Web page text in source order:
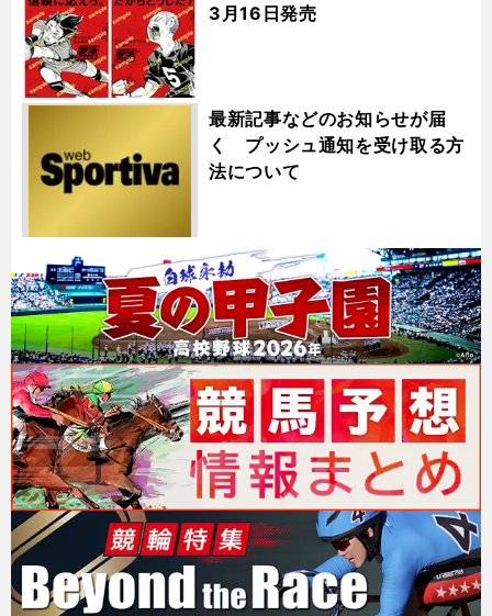
3月16日発売
最新記事などのお知らせが届
く プッシュ通知を受け取る方
法について